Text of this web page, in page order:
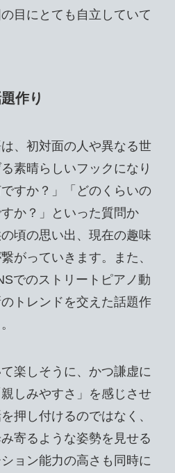
目にとても自立していて
作り
、初対面の人や異なる世
素晴らしいフックになり
すか？」「どのくらいの
か？」といった質問か
頃の思い出、現在の趣味
がっていきます。また、
でのストリートピアノ動
トレンドを交えた話題作
楽しそうに、かつ謙虚に
しみやすさ」を感じさせ
押し付けるのではなく、
寄るような姿勢を見せる
ョン能力の高さも同時に